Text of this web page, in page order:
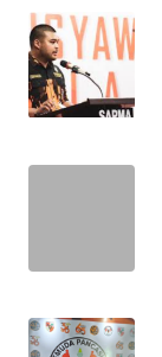
WN
TAPANULI
TENGAH
SERDANG
WN